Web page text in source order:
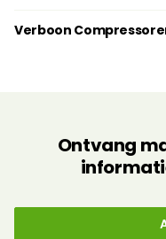
Verboon
Ontvang